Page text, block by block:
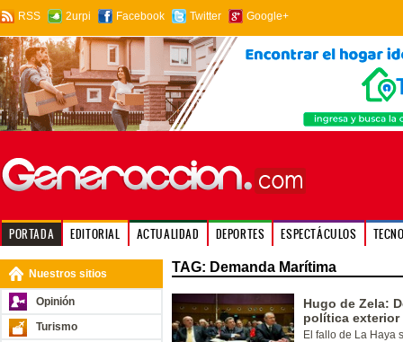
RSS 2urpi Facebook Twitter Google+
PORTADA EDITORIAL ACTUALIDAD DEPORTES ESPECTÁCULOS
Nuestros sitios
Opinión
Turismo
TAG: Demanda Marítima
Hugo de Zela:
política exterior
El fallo de La Haya